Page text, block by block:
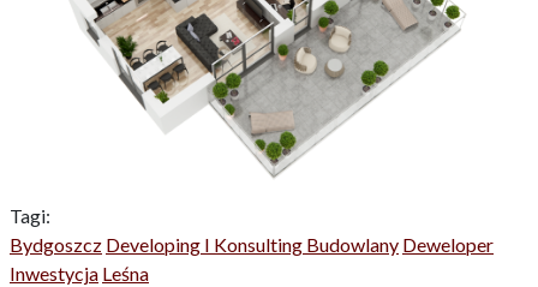
Tagi:
Bydgoszcz Developing I Konsulting Budowlany Deweloper
Inwestycja Leśna